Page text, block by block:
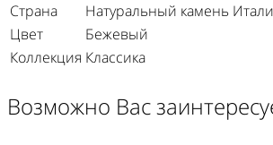
Страна
Натуральный камень
Цвет
Бежевый
Коллекция Классика
Возможно Вас